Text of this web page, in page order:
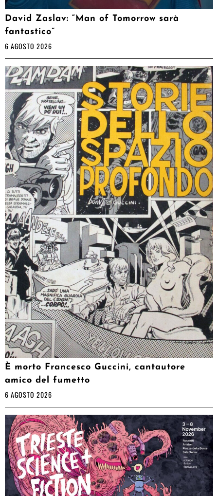
David Zaslav: “Man of Tomorrow sarà
fantastico”
6 AGOSTO 2026
È morto Francesco Guccini, cantautore
amico del fumetto
6 AGOSTO 2026